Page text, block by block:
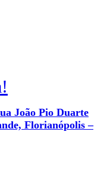
João Pio Duarte
Florianópolis –